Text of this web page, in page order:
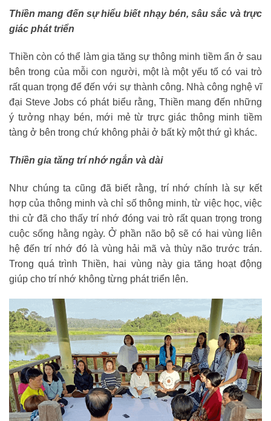
Thiền mang đến sự hiểu biết nhạy bén, sâu sắc và trực
giác phát triển
Thiền còn có thể làm gia tăng sự thông minh tiềm ẩn ở sau
bên trong của mỗi con người, một là một yếu tố có vai trò
rất quan trọng để đến với sự thành công. Nhà công nghệ vĩ
đại Steve Jobs có phát biểu rằng, Thiền mang đến những
ý tưởng nhạy bén, mới mẻ từ trực giác thông minh tiềm
tàng ở bên trong chứ không phải ở bất kỳ một thứ gì khác.
Thiền gia tăng trí nhớ ngắn và dài
Như chúng ta cũng đã biết rằng, trí nhớ chính là sự kết
hợp của thông minh và chỉ số thông minh, từ việc học, việc
thi cử đã cho thấy trí nhớ đóng vai trò rất quan trọng trong
cuộc sống hằng ngày. Ở phần não bộ sẽ có hai vùng liên
hệ đến trí nhớ đó là vùng hải mã và thùy não trước trán.
Trong quá trình Thiền, hai vùng này gia tăng hoạt động
giúp cho trí nhớ không từng phát triển lên.